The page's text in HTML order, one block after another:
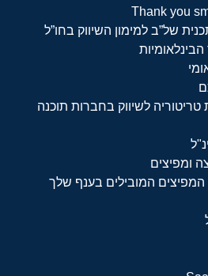
Thank you
של”ב למימון השיווק בחו”ל
הבינלאומיות
לשיווק בחברות תוכנה
ומפיצים
המפיצים המובילים בענף שלך